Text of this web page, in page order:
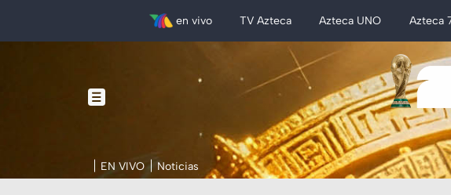
en vivo TV Azteca Azteca UNO Azteca
EN VIVO Noticias